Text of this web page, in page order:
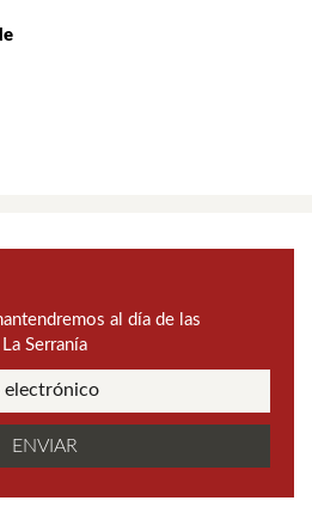
al día de las
Serranía